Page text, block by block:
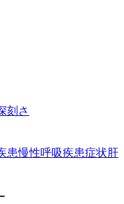
刻さ
患慢性呼吸疾患症状肝